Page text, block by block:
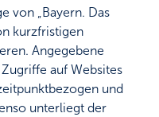
von „Bayern. Das
kurzfristigen
Angegebene
auf Websites
und
unterliegt der